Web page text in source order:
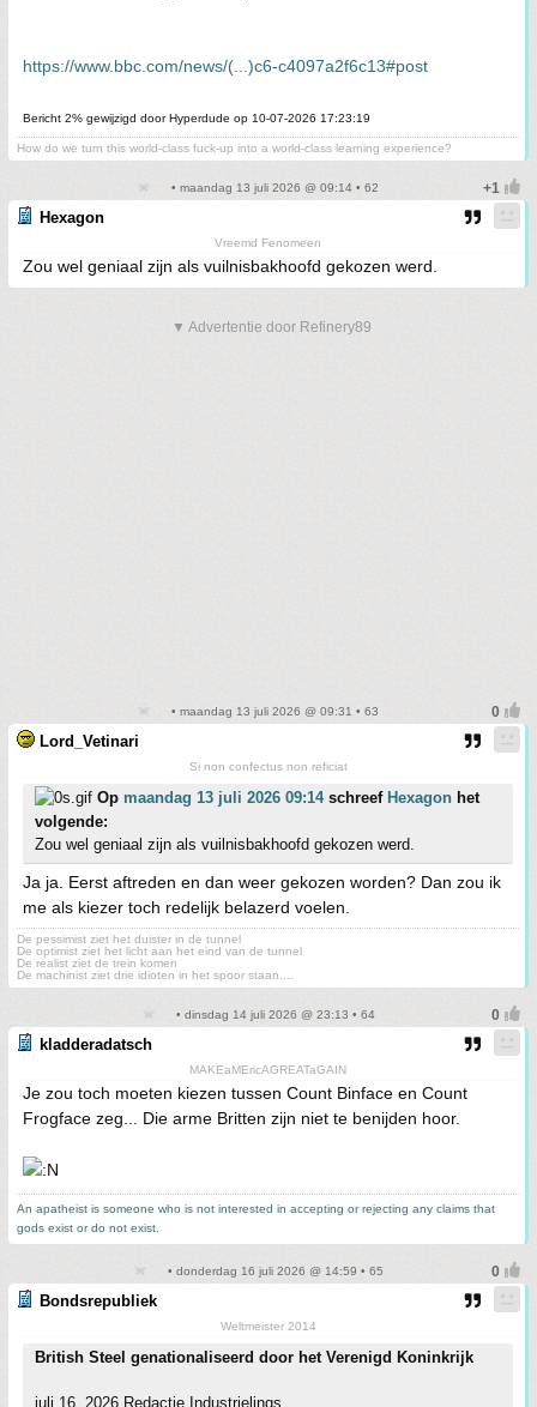
https://www.bbc.com/news/(...)c6-c4097a2f6c13#post
Bericht 2% gewijzigd door Hyperdude op 10-07-2026 17:23:19
How do we turn this world-class fuck-up into a world-class learning experience?
• maandag 13 juli 2026 @ 09:14 • 62
Hexagon
Vreemd Fenomeen
Zou wel geniaal zijn als vuilnisbakhoofd gekozen werd.
▼ Advertentie door Refinery89
• maandag 13 juli 2026 @ 09:31 • 63
Lord_Vetinari
Si non confectus non reficiat
Op maandag 13 juli 2026 09:14schreef Hexagon het
volgende:
Zou wel geniaal zijn als vuilnisbakhoofd gekozen werd.
Ja ja. Eerst aftreden en dan weer gekozen worden? Dan zou ik
me als kiezer toch redelijk belazerd voelen.
De pessimist ziet het duister in de tunnel
De optimist ziet het licht aan het eind van de tunnel
De realist ziet de trein komen
De machinist ziet drie idioten in het spoor staan....
• dinsdag 14 juli 2026 @ 23:13 • 64
kladderadatsch
MAKEaMEricAGREATaGAIN
Je zou toch moeten kiezen tussen Count Binface en Count
Frogface zeg... Die arme Britten zijn niet te benijden hoor.
An apatheist is someone who is not interested in accepting or rejecting any claims that
gods exist or do not exist.
• donderdag 16 juli 2026 @ 14:59 • 65
Bondsrepubliek
Weltmeister 2014
British Steel genationaliseerd door het Verenigd Koninkrijk
juli 16, 2026 Redactie Industrielinqs